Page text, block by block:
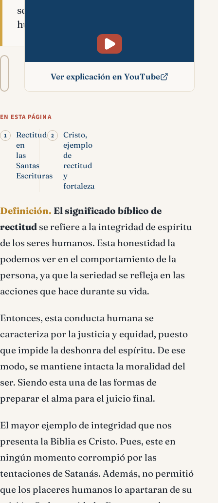
seres
humanos.
Tamaño
A− A+
Ver explicación en YouTube
EN ESTA PÁGINA
Rectitud
en
las
Santas
Escrituras
Cristo,
ejemplo
de
rectitud
y
fortaleza
Definición. El significado bíblico de
rectitud se refiere a la integridad de espíritu
de los seres humanos. Esta honestidad la
podemos ver en el comportamiento de la
persona, ya que la seriedad se refleja en las
acciones que hace durante su vida.
Entonces, esta conducta humana se
caracteriza por la justicia y equidad, puesto
que impide la deshonra del espíritu. De ese
modo, se mantiene intacta la moralidad del
ser. Siendo esta una de las formas de
preparar el alma para el juicio final.
El mayor ejemplo de integridad que nos
presenta la Biblia es Cristo. Pues, este en
ningún momento corrompió por las
tentaciones de Satanás. Además, no permitió
que los placeres humanos lo apartaran de su